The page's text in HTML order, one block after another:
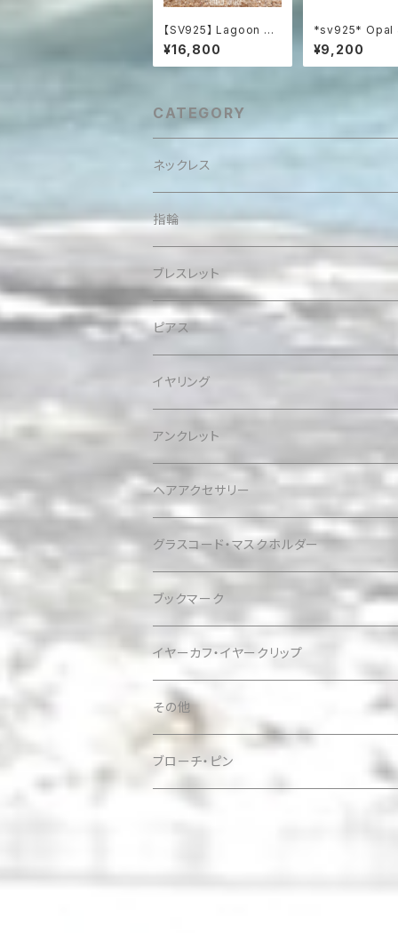
【SV925】 Lagoon Dr
uzy with Blue Topa
z & Aquamarine 海
の女神のドゥルージー
¥16,800
*sv925* Opal
tite Ocean プレ
オパールとアパ
総天然石ブレス
¥9,200
CATEGORY
ネックレス
指輪
ブレスレット
ピアス
イヤリング
アンクレット
ヘアアクセサリー
グラスコード・マスクホルダー
ブックマーク
イヤーカフ・イヤークリップ
その他
ケース
ブローチ・ピン